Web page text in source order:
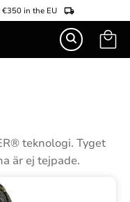
€350 in the EU
Basket
teknologi. Tyget
är ej tejpade.